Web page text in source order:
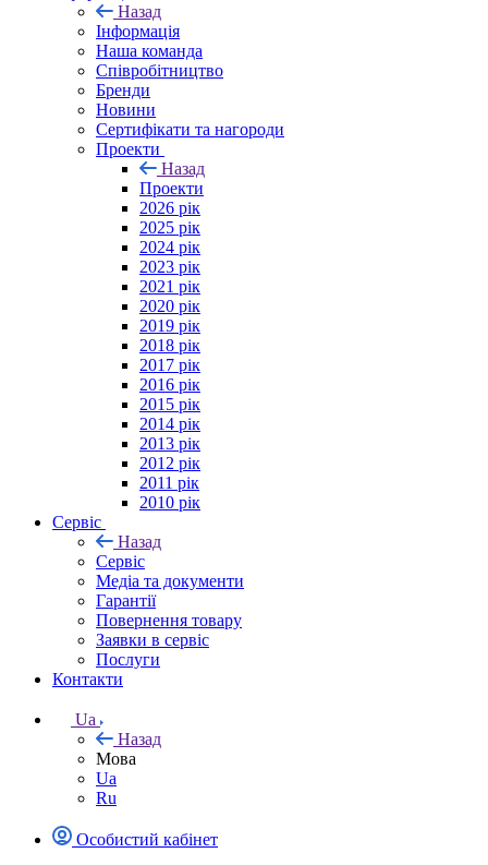
Назад
Інформація
Наша команда
Співробітництво
Бренди
Новини
Сертифікати та нагороди
Проекти
Назад
Проекти
2026 рік
2025 рік
2024 рік
2023 рік
2021 рік
2020 рік
2019 рік
2018 рік
2017 рік
2016 рік
2015 рік
2014 рік
2013 рік
2012 рік
2011 рік
2010 рік
Сервіс
Назад
Сервіс
Медіа та документи
Гарантії
Повернення товару
Заявки в сервіс
Послуги
Контакти
Ua
Назад
Мова
Ua
Ru
Особистий кабінет